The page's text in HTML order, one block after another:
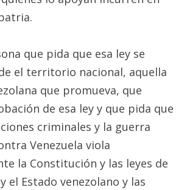
que pida que esa ley se
el territorio nacional, aquella
que promueva, que
de esa ley y que pida que
criminales y la guerra
Venezuela viola
la Constitución y las leyes de
el Estado venezolano y las